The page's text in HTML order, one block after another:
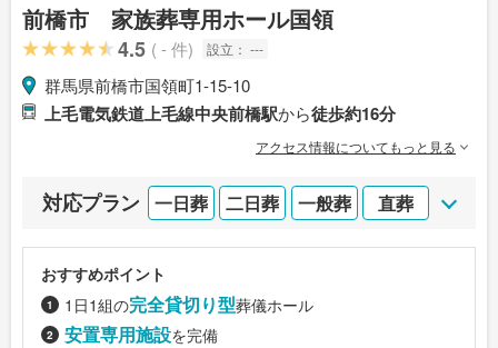
前橋市 家族葬専用ホール国領
4.5 ( - 件) 設立： ---
群馬県前橋市国領町1-15-10
上毛電気鉄道上毛線中央前橋駅から徒歩約16分
アクセス情報についてもっと見る
対応プラン 一日葬 二日葬 一般葬 直葬
おすすめポイント
1日1組の完全貸切り型葬儀ホール
安置専用施設を完備